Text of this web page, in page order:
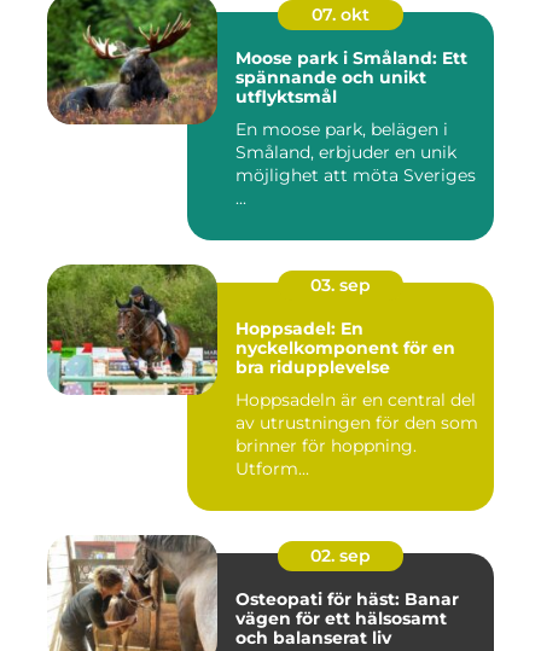
07. okt
Moose park i Småland: Ett
spännande och unikt
utflyktsmål
En moose park, belägen i
Småland, erbjuder en unik
möjlighet att möta Sveriges
...
03. sep
Hoppsadel: En
nyckelkomponent för en
bra ridupplevelse
Hoppsadeln är en central del
av utrustningen för den som
brinner för hoppning.
Utform...
02. sep
Osteopati för häst: Banar
vägen för ett hälsosamt
och balanserat liv